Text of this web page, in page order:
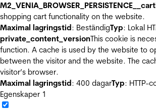
shopping cart functionality on the website.
Maximal lagringstid: BeständigTyp: Lokal
private_content_versionThis cookie is
function. A cache is used by the website to
between the visitor and the website. The
visitor’s browser.
Maximal lagringstid: 400 dagarTyp: HTTP-
Egenskaper 1